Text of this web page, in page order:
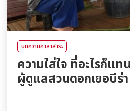
บทความศาลาสาระ
ความใส่ใจ ที่อะไรก็แ
ผู้ดูแลสวนดอกเยอบีร่า